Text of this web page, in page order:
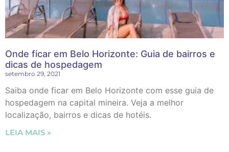
Onde ficar em Belo Horizonte: Guia de bairros e
dicas de hospedagem
setembro 29, 2021
Saiba onde ficar em Belo Horizonte com esse guia de
hospedagem na capital mineira. Veja a melhor
localização, bairros e dicas de hotéis.
LEIA MAIS »